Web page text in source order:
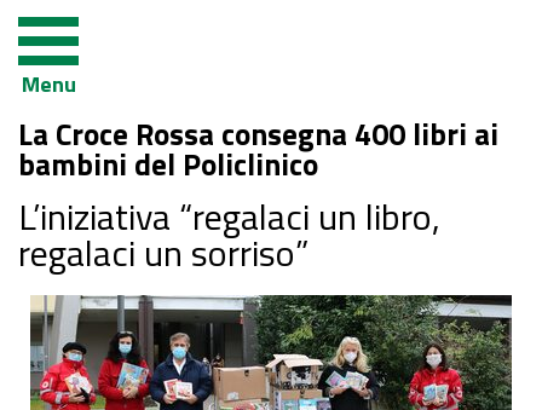
Menu
La Croce Rossa consegna 400 libri ai
bambini del Policlinico
L’iniziativa “regalaci un libro,
regalaci un sorriso”